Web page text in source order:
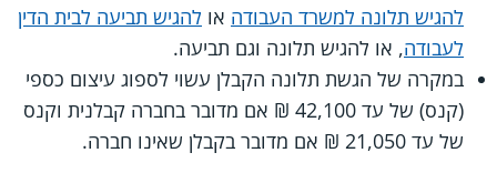
להגיש תלונה למשרד העבודה או להגיש תביעה לבית הדין
לעבודה, או להגיש תלונה וגם תביעה.
במקרה של הגשת תלונה הקבלן עשוי לספוג עיצום כספי
(קנס) של עד 42,100 ₪ אם מדובר בחברה קבלנית וקנס
של עד 21,050 ₪ אם מדובר בקבלן שאינו חברה.